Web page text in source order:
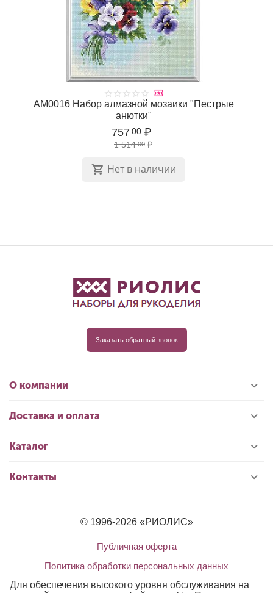
АМ0016 Набор алмазной мозаики "Пестрые
анютки"
1 514 00 ₽
757 00 ₽
Нет в наличии
Заказать обратный звонок
О компании
Доставка и оплата
Каталог
Контакты
© 1996-2026 «РИОЛИС»
Публичная оферта
Политика обработки персональных данных
Для обеспечения высокого уровня обслуживания на